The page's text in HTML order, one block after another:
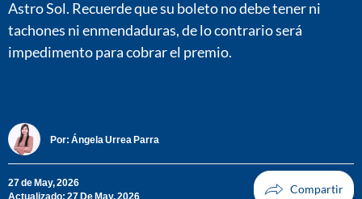
Astro Sol. Recuerde que su boleto no debe tener ni
tachones ni enmendaduras, de lo contrario será
impedimento para cobrar el premio.
Por: Ángela Urrea Parra
27 de May, 2026
Actualizado: 27 De May, 2026